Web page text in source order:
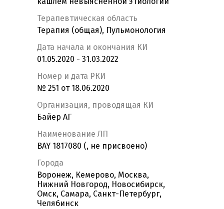
Терапевтическая область
Терапия (общая), Пульмонология
Дата начала и окончания КИ
01.05.2020 - 31.03.2022
Номер и дата РКИ
№ 251 от 18.06.2020
Организация, проводящая КИ
Байер АГ
Наименование ЛП
BAY 1817080 (, не присвоено)
Города
Воронеж, Кемерово, Москва,
Нижний Новгород, Новосибирск,
Омск, Самара, Санкт-Петербург,
Челябинск